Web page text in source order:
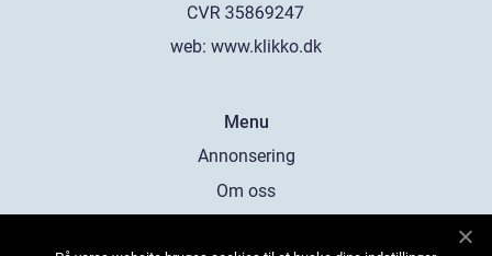
web: www.klikko.dk
Menu
Annonsering
Om oss